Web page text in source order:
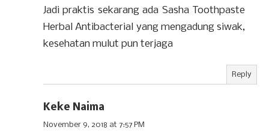
Jadi praktis sekarang ada Sasha Toothpaste
Herbal Antibacterial yang mengadung siwak,
kesehatan mulut pun terjaga
Reply
Keke Naima
November 9, 2018 at 7:57 PM